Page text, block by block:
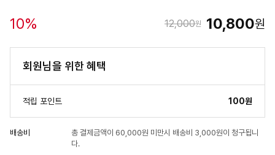
10% 12,000원 10,800원
회원님을 위한 혜택
적립 포인트 100원
배송비
총 결제금액이 60,000원 미만시 배송비 3,000원이 청구됩니
다.